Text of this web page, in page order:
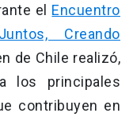
el Encuentro
Creando
de Chile realizó,
los principales
contribuyen en